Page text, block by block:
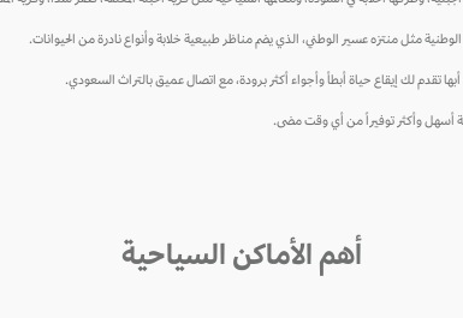
مثل منتزه عسير الوطني، الذي يضم مناظر طبيعية خلابة وأنواع نادرة من الحيوانات.
تقدم لك إيقاع حياة أبطأ وأجواء أكثر برودة، مع اتصال عميق بالتراث السعودي.
أسهل وأكثر توفيراً من أي وقت مضى.
أهم الأماكن السياحية